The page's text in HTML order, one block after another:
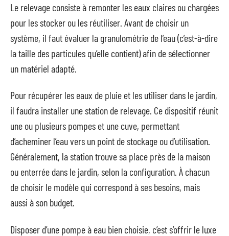
Le relevage consiste à remonter les eaux claires ou chargées
pour les stocker ou les réutiliser. Avant de choisir un
système, il faut évaluer la granulométrie de l’eau (c’est-à-dire
la taille des particules qu’elle contient) afin de sélectionner
un matériel adapté.
Pour récupérer les eaux de pluie et les utiliser dans le jardin,
il faudra installer une station de relevage. Ce dispositif réunit
une ou plusieurs pompes et une cuve, permettant
d’acheminer l’eau vers un point de stockage ou d’utilisation.
Généralement, la station trouve sa place près de la maison
ou enterrée dans le jardin, selon la configuration. À chacun
de choisir le modèle qui correspond à ses besoins, mais
aussi à son budget.
Disposer d’une pompe à eau bien choisie, c’est s’offrir le luxe